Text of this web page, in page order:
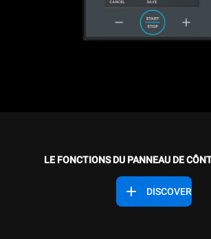
LE FONCTIONS DU PANNEAU DE
DISCOVER